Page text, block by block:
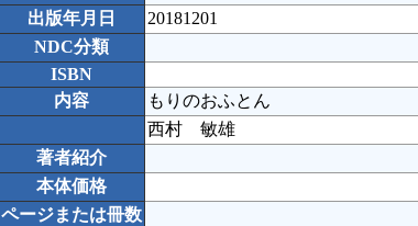
出版年月日
20181201
NDC分類
ISBN
内容
もりのおふとん
西村 敏雄
著者紹介
本体価格
ページまたは冊数